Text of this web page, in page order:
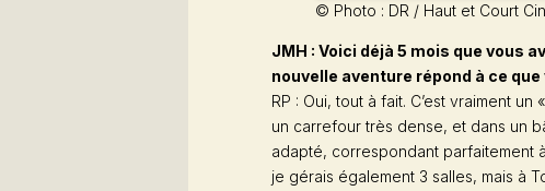
© Photo : DR / Haut et Court
JMH : Voici déjà 5 mois que vous
nouvelle aventure répond à ce
RP : Oui, tout à fait. C’est vraiment
un carrefour très dense, et dans un
adapté, correspondant parfaitement
je gérais également 3 salles, mais à